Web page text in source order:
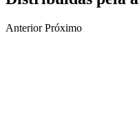
Anterior Próximo